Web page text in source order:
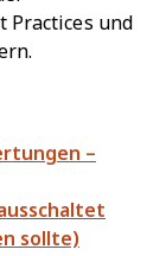
Practices und
–
sollte)